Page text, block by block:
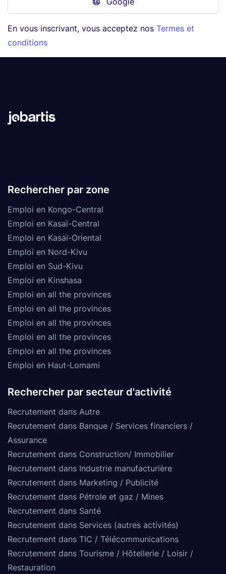
En vous inscrivant, vous acceptez nos Termes et
conditions
Rechercher par zone
Emploi en Kongo-Central
Emploi en Kasaï-Central
Emploi en Kasaï-Oriental
Emploi en Nord-Kivu
Emploi en Sud-Kivu
Emploi en Kinshasa
Emploi en all the provinces
Emploi en all the provinces
Emploi en all the provinces
Emploi en all the provinces
Emploi en all the provinces
Emploi en Haut-Lomami
Rechercher par secteur d'activité
Recrutement dans Autre
Recrutement dans Banque / Services financiers /
Assurance
Recrutement dans Construction/ Immobilier
Recrutement dans Industrie manufacturière
Recrutement dans Marketing / Publicité
Recrutement dans Pétrole et gaz / Mines
Recrutement dans Santé
Recrutement dans Services (autres activités)
Recrutement dans TIC / Télécommunications
Recrutement dans Tourisme / Hôtellerie / Loisir /
Restauration